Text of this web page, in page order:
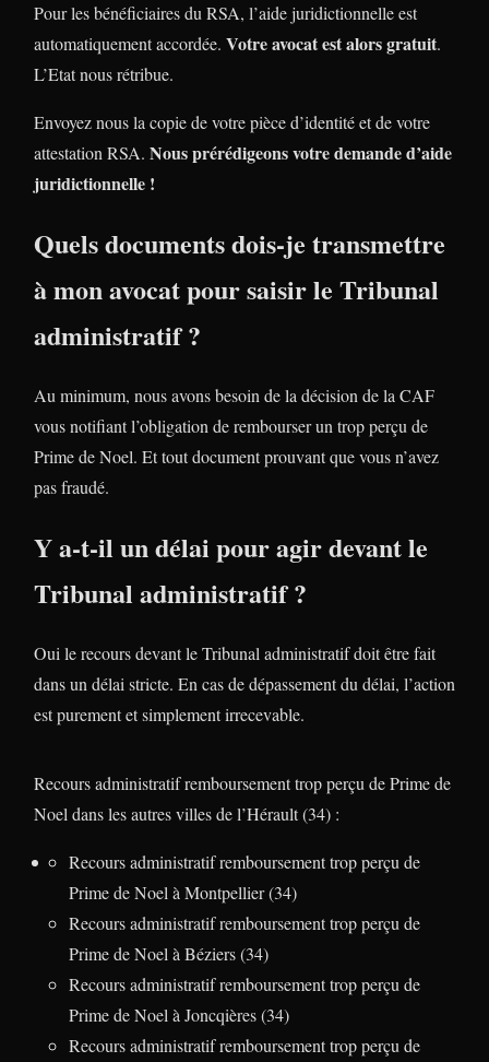
Pour les bénéficiaires du RSA, l’aide juridictionnelle est
automatiquement accordée. Votre avocat est alors gratuit.
L’Etat nous rétribue.
Envoyez nous la copie de votre pièce d’identité et de votre
attestation RSA. Nous prérédigeons votre demande d’aide
juridictionnelle !
Quels documents dois-je transmettre
à mon avocat pour saisir le Tribunal
administratif ?
Au minimum, nous avons besoin de la décision de la CAF
vous notifiant l’obligation de rembourser un trop perçu de
Prime de Noel. Et tout document prouvant que vous n’avez
pas fraudé.
Y a-t-il un délai pour agir devant le
Tribunal administratif ?
Oui le recours devant le Tribunal administratif doit être fait
dans un délai stricte. En cas de dépassement du délai, l’action
est purement et simplement irrecevable.
Recours administratif remboursement trop perçu de Prime de
Noel dans les autres villes de l’Hérault (34) :
Recours administratif remboursement trop perçu de
Prime de Noel à Montpellier (34)
Recours administratif remboursement trop perçu de
Prime de Noel à Béziers (34)
Recours administratif remboursement trop perçu de
Prime de Noel à Joncqières (34)
Recours administratif remboursement trop perçu de